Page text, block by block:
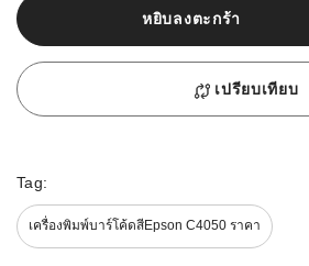
หยิบลงตะกร้า
เปรียบเทียบ
Tag:
เครื่องพิมพ์บาร์โค้ดสีEpson C4050 ราคา